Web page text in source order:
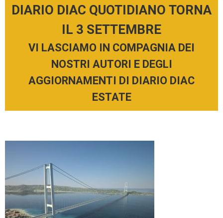
DIARIO DIAC QUOTIDIANO TORNA
IL 3 SETTEMBRE
VI LASCIAMO IN COMPAGNIA DEI
NOSTRI AUTORI E DEGLI
AGGIORNAMENTI DI DIARIO DIAC
ESTATE